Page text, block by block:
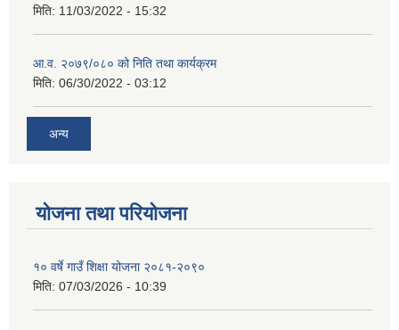
मिति: 11/03/2022 - 15:32
आ.व. २०७९/०८० को निति तथा कार्यक्रम
मिति: 06/30/2022 - 03:12
अन्य
योजना तथा परियोजना
१० वर्षे गाउँ शिक्षा योजना २०८१-२०९०
मिति: 07/03/2026 - 10:39